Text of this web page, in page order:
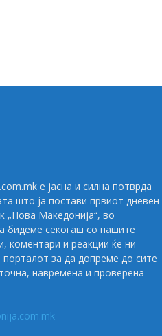
е јасна и силна потврда
што ја постави првиот дневен
„Нова Македонија“, во
бидеме секогаш со нашите
коментари и реакции ќе ни
за да допреме до сите
навремена и проверена